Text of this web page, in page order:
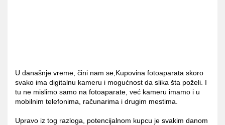
U današnje vreme, čini nam se,Kupovina fotoaparata skoro
svako ima digitalnu kameru i mogućnost da slika šta poželi. I
tu ne mislimo samo na fotoaparate, već kameru imamo i u
mobilnim telefonima, računarima i drugim mestima.
Upravo iz tog razloga, potencijalnom kupcu je svakim danom